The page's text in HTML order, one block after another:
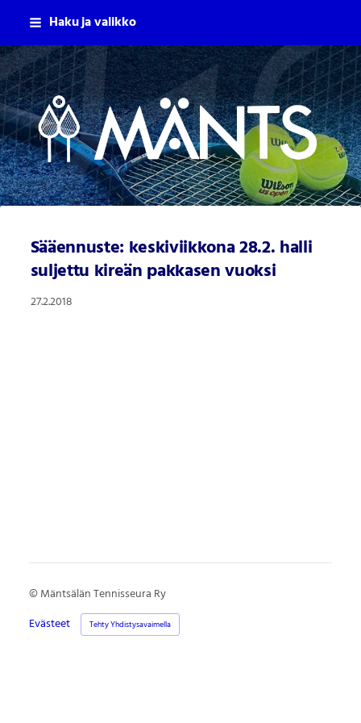
Siirry
sisältöön
Haku ja valikko
Mäntsälän Tennisseura Ry
Sääennuste: keskiviikkona 28.2. halli
suljettu kireän pakkasen vuoksi
27.2.2018
©Mäntsälän Tennisseura Ry
Evästeet
Tehty Yhdistysavaimella